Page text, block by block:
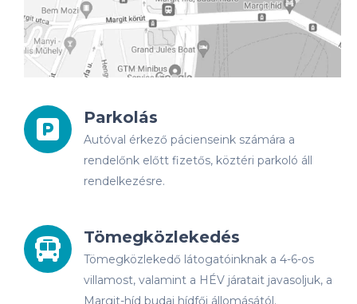
Parkolás
Autóval érkező pácienseink számára a
rendelőnk előtt fizetős, köztéri parkoló áll
rendelkezésre.
Tömegközlekedés
Tömegközlekedő látogatóinknak a 4-6-os
villamost, valamint a HÉV járatait javasoljuk, a
Margit-híd budai hídfői állomásától.